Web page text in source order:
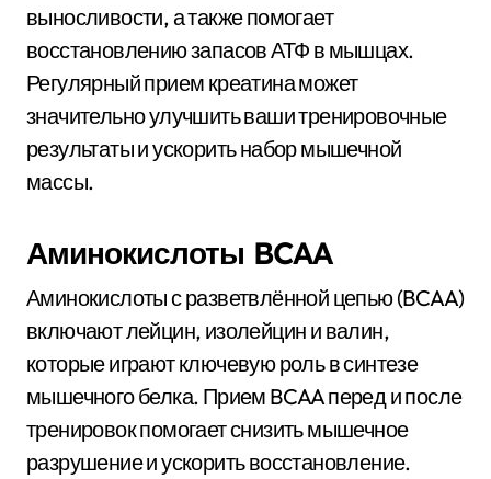
выносливости, а также помогает
восстановлению запасов АТФ в мышцах.
Регулярный прием креатина может
значительно улучшить ваши тренировочные
результаты и ускорить набор мышечной
массы.
Аминокислоты BCAA
Аминокислоты с разветвлённой цепью (BCAA)
включают лейцин, изолейцин и валин,
которые играют ключевую роль в синтезе
мышечного белка. Прием BCAA перед и после
тренировок помогает снизить мышечное
разрушение и ускорить восстановление.